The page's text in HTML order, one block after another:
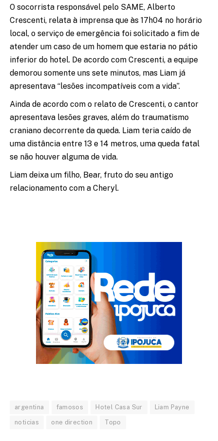
O socorrista responsável pelo SAME, Alberto
Crescenti, relata à imprensa que às 17h04 no horário
local, o serviço de emergência foi solicitado a fim de
atender um caso de um homem que estaria no pátio
inferior do hotel. De acordo com Crescenti, a equipe
demorou somente uns sete minutos, mas Liam já
apresentava “lesões incompatíveis com a vida”.
Ainda de acordo com o relato de Crescenti, o cantor
apresentava lesões graves, além do traumatismo
craniano decorrente da queda. Liam teria caído de
uma distância entre 13 e 14 metros, uma queda fatal
se não houver alguma de vida.
Liam deixa um filho, Bear, fruto do seu antigo
relacionamento com a Cheryl.
argentina famosos Hotel Casa Sur Liam Payne
noticias one direction Topo